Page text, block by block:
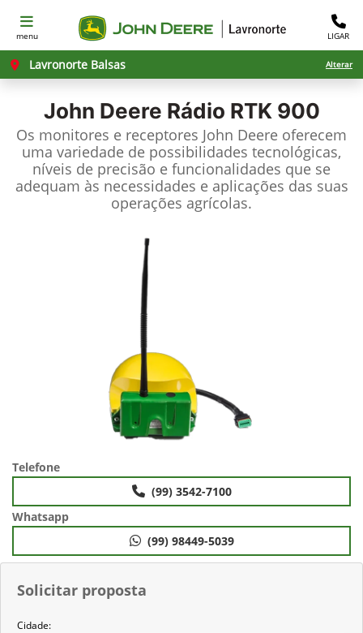
menu LIGAR
Lavronorte Balsas Alterar
John Deere Rádio RTK 900
Os monitores e receptores John Deere oferecem
uma variedade de possibilidades tecnológicas,
níveis de precisão e funcionalidades que se
adequam às necessidades e aplicações das suas
operações agrícolas.
Solicitar proposta
Cidade:
Telefone
(99) 3542-7100
Whatsapp
(99) 98449-5039